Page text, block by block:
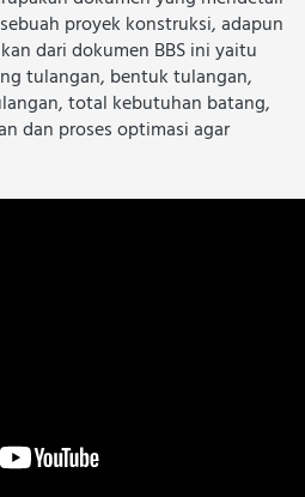
proyek konstruksi, adapun
dari dokumen BBS ini yaitu
tulangan, bentuk tulangan,
total kebutuhan batang,
dan proses optimasi agar